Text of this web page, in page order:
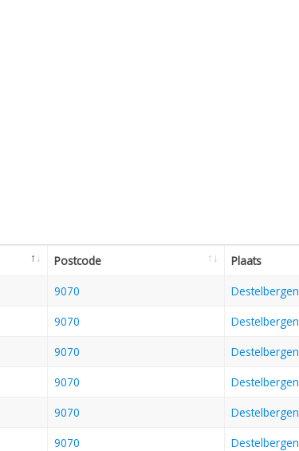
Postcode Plaats
9070 Destelbergen
9070 Destelbergen
9070 Destelbergen
9070 Destelbergen
9070 Destelbergen
9070 Destelbergen